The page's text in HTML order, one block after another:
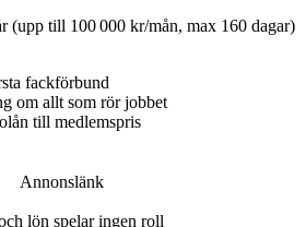
fackförbund
om allt som rör jobbet
till medlemspris
Annonslänk